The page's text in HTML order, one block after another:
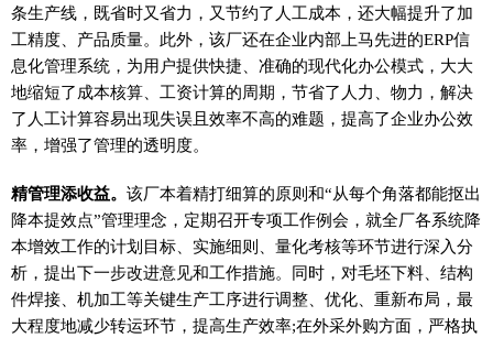
条生产线，既省时又省力，又节约了人工成本，还大幅提升了加
工精度、产品质量。此外，该厂还在企业内部上马先进的ERP信
息化管理系统，为用户提供快捷、准确的现代化办公模式，大大
地缩短了成本核算、工资计算的周期，节省了人力、物力，解决
了人工计算容易出现失误且效率不高的难题，提高了企业办公效
率，增强了管理的透明度。
精管理添收益。 该厂本着精打细算的原则和“从每个角落都能抠出
降本提效点”管理理念，定期召开专项工作例会，就全厂各系统降
本增效工作的计划目标、实施细则、量化考核等环节进行深入分
析，提出下一步改进意见和工作措施。同时，对毛坯下料、结构
件焊接、机加工等关键生产工序进行调整、优化、重新布局，最
大程度地减少转运环节，提高生产效率;在外采外购方面，严格执